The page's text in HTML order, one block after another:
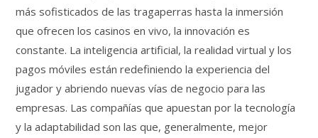
más sofisticados de las tragaperras hasta la inmersión
que ofrecen los casinos en vivo, la innovación es
constante. La inteligencia artificial, la realidad virtual y los
pagos móviles están redefiniendo la experiencia del
jugador y abriendo nuevas vías de negocio para las
empresas. Las compañías que apuestan por la tecnología
y la adaptabilidad son las que, generalmente, mejor